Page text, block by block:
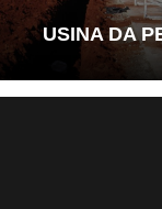
USINA DA